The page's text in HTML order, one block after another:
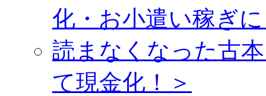
化・お小遣い稼ぎ
読まなくなった古
て現金化！＞